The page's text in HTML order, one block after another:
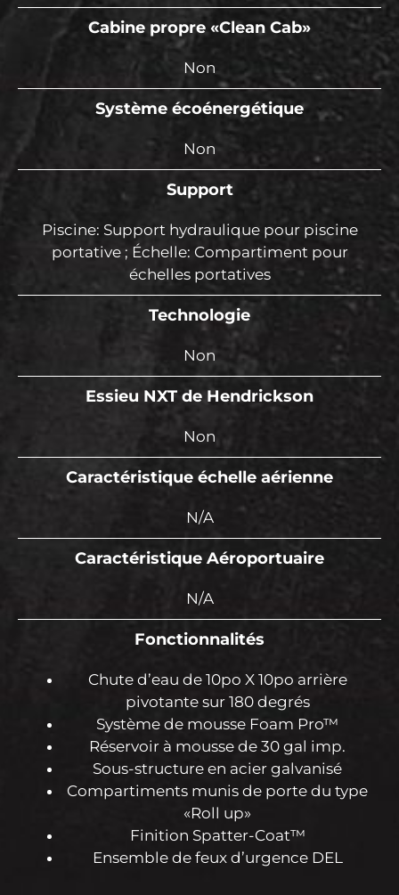
Cabine propre «Clean Cab»
Non
Système écoénergétique
Non
Support
Piscine: Support hydraulique pour piscine
portative ; Échelle: Compartiment pour
échelles portatives
Technologie
Non
Essieu NXT de Hendrickson
Non
Caractéristique échelle aérienne
N/A
Caractéristique Aéroportuaire
N/A
Fonctionnalités
Chute d’eau de 10po X 10po arrière
pivotante sur 180 degrés
Système de mousse Foam Pro™
Réservoir à mousse de 30 gal imp.
Sous-structure en acier galvanisé
Compartiments munis de porte du type
«Roll up»
Finition Spatter-Coat™
Ensemble de feux d’urgence DEL